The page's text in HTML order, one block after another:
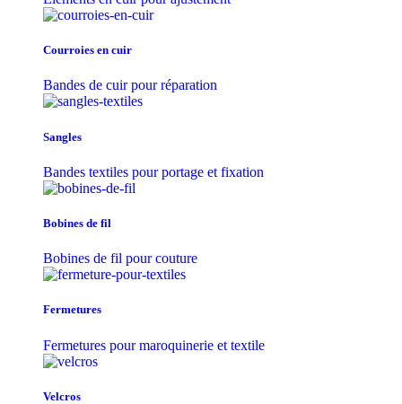
Courroies en cuir
Bandes de cuir pour réparation
Sangles
Bandes textiles pour portage et fixation
Bobines de fil
Bobines de fil pour couture
Fermetures
Fermetures pour maroquinerie et textile
Velcros